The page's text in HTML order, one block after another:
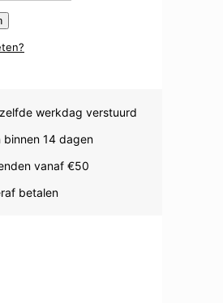
werkdag verstuurd
binnen 14 dagen
vanaf €50
betalen